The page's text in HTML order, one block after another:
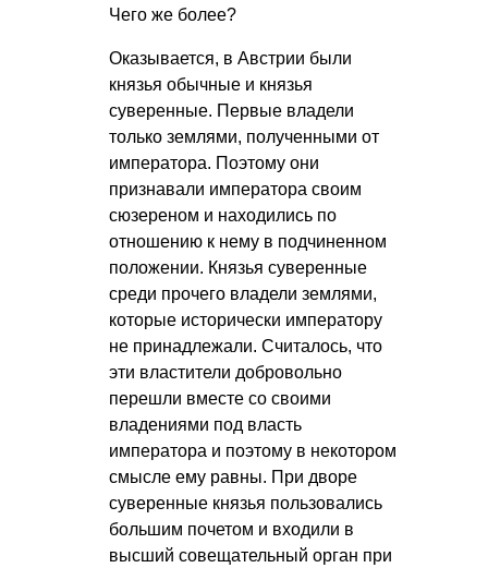
Чего же более?
Оказывается, в Австрии были
князья обычные и князья
суверенные. Первые владели
только землями, полученными от
императора. Поэтому они
признавали императора своим
сюзереном и находились по
отношению к нему в подчиненном
положении. Князья суверенные
среди прочего владели землями,
которые исторически императору
не принадлежали. Считалось, что
эти властители добровольно
перешли вместе со своими
владениями под власть
императора и поэтому в некотором
смысле ему равны. При дворе
суверенные князья пользовались
большим почетом и входили в
высший совещательный орган при